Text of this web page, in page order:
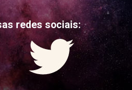
redes sociais: